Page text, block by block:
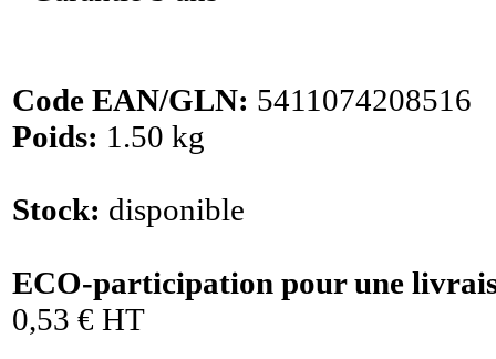
Code EAN/GLN: 5411074208516
Poids: 1.50 kg
Stock: disponible
ECO-participation pour une
0,53 € HT